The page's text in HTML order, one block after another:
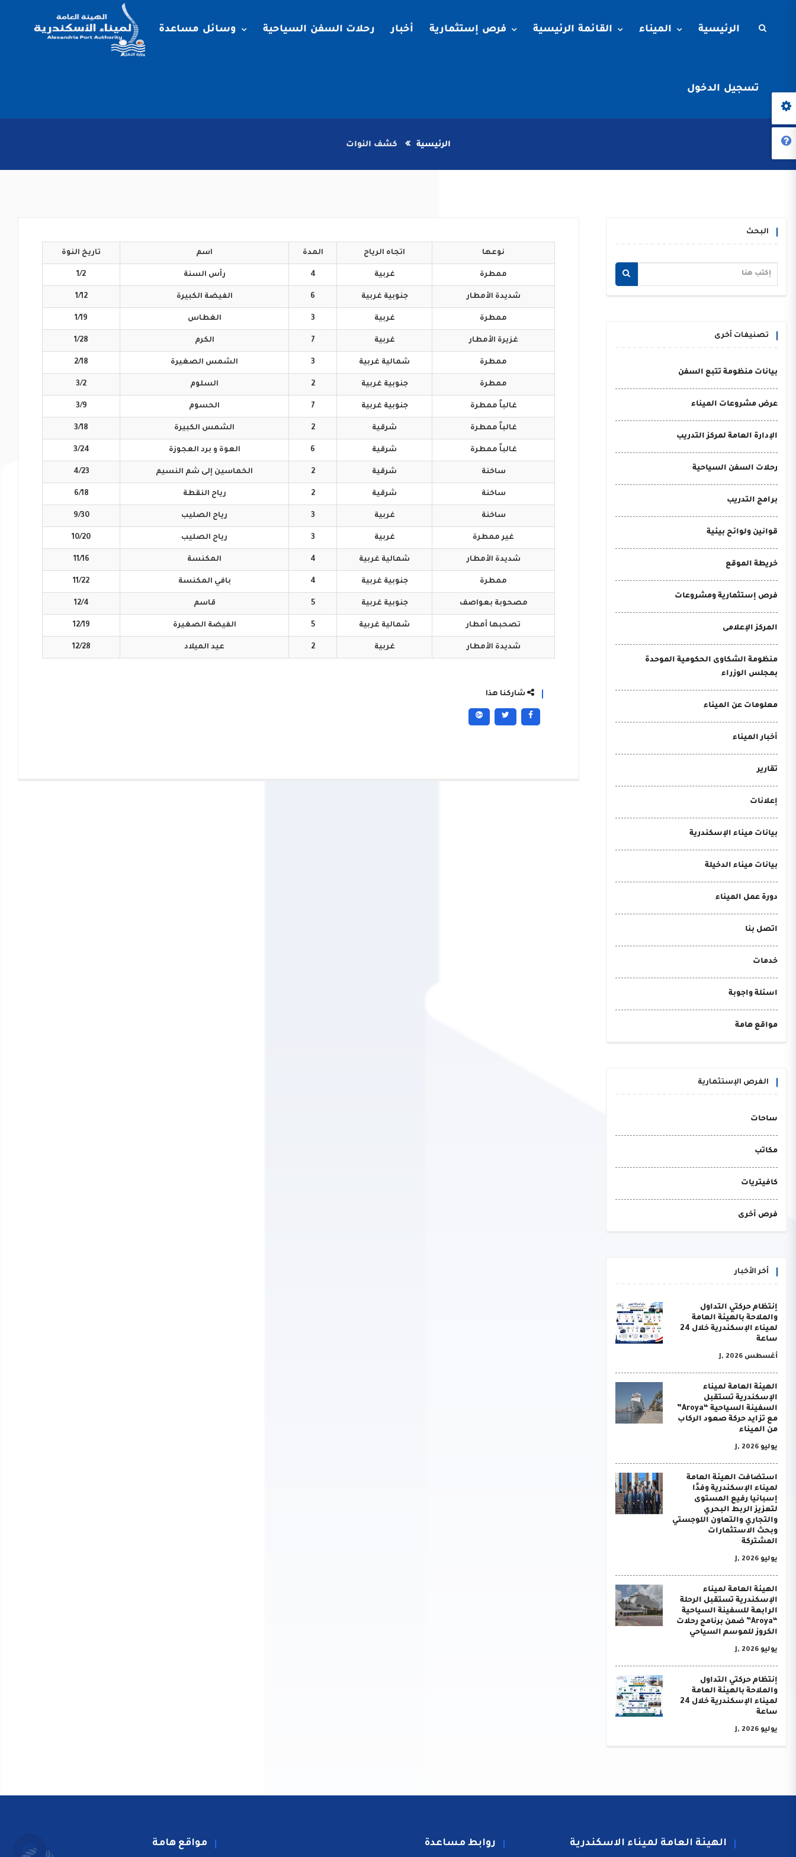
الرئيسية الميناء القائمة الرئيسية فرص إستثمارية أخبار رحلات السفن السياحية وسائل مساعدة
تسجيل الدخول
الرئيسية كشف النوات
البحث
تصنيفات أخرى
بيانات منظومة تتبع السفن
عرض مشروعات الميناء
الإدارة العامة لمركز التدريب
رحلات السفن السياحية
برامج التدريب
قوانين ولوائح بيئية
خريطة الموقع
فرص إستثمارية ومشروعات
المركز الإعلامى
منظومة الشكاوى الحكومية الموحدة
بمجلس الوزراء
معلومات عن الميناء
أخبار الميناء
تقارير
إعلانات
بيانات ميناء الإسكندرية
بيانات ميناء الدخيلة
دورة عمل الميناء
اتصل بنا
خدمات
اسئلة واجوبة
مواقع هامة
الفرص الإستثمارية
ساحات
مكاتب
كافيتريات
فرص أخرى
أخر الأخبار
إنتظام حركتي التداول
والملاحة بالهيئة العامة
لميناء الإسكندرية خلال 24
ساعة
أغسطس J, 2026
الهيئة العامة لميناء
الإسكندرية تستقبل
السفينة السياحية “Aroya”
مع تزايد حركة صعود الركاب
من الميناء
يوليو J, 2026
استضافت الهيئة العامة
لميناء الإسكندرية وفدًا
إسبانيا رفيع المستوى
لتعزيز الربط البحري
والتجاري والتعاون اللوجستي
وبحث الاستثمارات
المشتركة
يوليو J, 2026
الهيئة العامة لميناء
الإسكندرية تستقبل الرحلة
الرابعة للسفينة السياحية
“Aroya” ضمن برنامج رحلات
الكروز للموسم السياحي
يوليو J, 2026
إنتظام حركتي التداول
والملاحة بالهيئة العامة
لميناء الإسكندرية خلال 24
ساعة
يوليو J, 2026
نوعها اتجاه الرياح المدة اسم تاريخ النوة
ممطرة غربية 4 رأس السنة 1/2
شديدة الأمطار جنوبية غربية 6 الفيضة الكبيرة 1/12
ممطرة غربية 3 الغطاس 1/19
غزيرة الأمطار غربية 7 الكرم 1/28
ممطرة شمالية غربية 3 الشمس الصغيرة 2/18
ممطرة جنوبية غربية 2 السلوم 3/2
غالباً ممطرة جنوبية غربية 7 الحسوم 3/9
غالباً ممطرة شرقية 2 الشمس الكبيرة 3/18
غالباً ممطرة شرقية 6 العوة و برد العجوزة 3/24
ساخنة شرقية 2 الخماسين إلى شم النسيم 4/23
ساخنة شرقية 2 رياح النقطة 6/18
ساخنة غربية 3 رياح الصليب 9/30
غير ممطرة غربية 3 رياح الصليب 10/20
شديدة الأمطار شمالية غربية 4 المكنسة 11/16
ممطرة جنوبية غربية 4 بافي المكنسة 11/22
مصحوبة بعواصف جنوبية غربية 5 قاسم 12/4
تصحبها أمطار شمالية غربية 5 الفيضة الصغيرة 12/19
شديدة الأمطار غربية 2 عيد الميلاد 12/28
شاركنا هذا
الهيئة العامة لميناء الاسكندرية روابط مساعدة مواقع هامة